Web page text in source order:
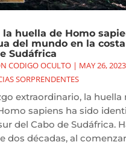
huella de Homo
del mundo en la
Sudáfrica
CODIGO OCULTO| MAY 26, 2023
SORPRENDENTES
extraordinario, la huella
sapiens ha sido
del Cabo de Sudáfrica.
dos décadas, al